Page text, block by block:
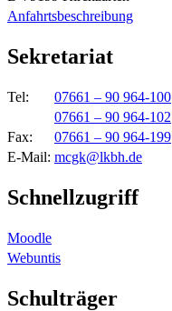
Anfahrtsbeschreibung
Sekretariat
Tel: 07661 – 90 964-100
07661 – 90 964-102
Fax: 07661 – 90 964-199
E-Mail: mcgk@lkbh.de
Schnellzugriff
Moodle
Webuntis
Schulträger